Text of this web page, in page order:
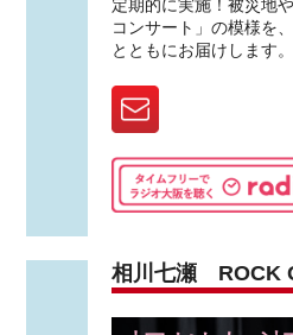
定期的に実施！被災地
コンサート」の模様を
とともにお届けします。
相川七瀬 ROCK